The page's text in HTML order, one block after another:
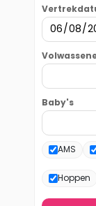
Baby's
AMS
Hoppen